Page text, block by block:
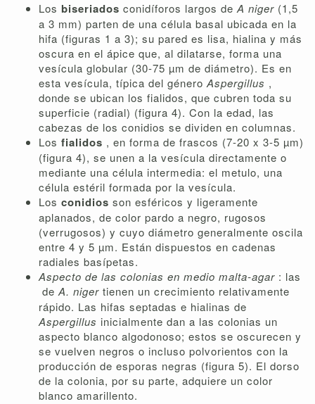
Los biseriados conidíforos largos deA niger (1,5
a 3 mm) parten de una célula basal ubicada en la
hifa (figuras 1 a 3); su pared es lisa, hialina y más
oscura en el ápice que, al dilatarse, forma una
vesícula globular (30-75 µm de diámetro). Es en
esta vesícula, típica del géneroAspergillus ,
donde se ubican los fialidos, que cubren toda su
superficie (radial) (figura 4). Con la edad, las
cabezas de los conidios se dividen en columnas.
Los fialidos , en forma de frascos (7-20 x 3-5 µm)
(figura 4), se unen a la vesícula directamente o
mediante una célula intermedia: el metulo, una
célula estéril formada por la vesícula.
Los conidios son esféricos y ligeramente
aplanados, de color pardo a negro, rugosos
(verrugosos) y cuyo diámetro generalmente oscila
entre 4 y 5 µm. Están dispuestos en cadenas
radiales basípetas.
Aspecto de las colonias en medio malta-agar : las
deA. niger tienen un crecimiento relativamente
rápido. Las hifas septadas e hialinas de
Aspergillus inicialmente dan a las colonias un
aspecto blanco algodonoso; estos se oscurecen y
se vuelven negros o incluso polvorientos con la
producción de esporas negras (figura 5). El dorso
de la colonia, por su parte, adquiere un color
blanco amarillento.